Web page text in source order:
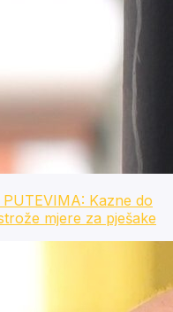
PUTEVIMA: Kazne do
mjere za pješake